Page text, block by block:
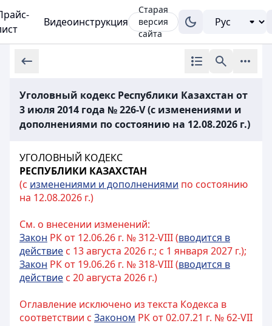
Видеоинструкция
Старая
версия
сайта
Уголовный кодекс Республики Казахстан от
3 июля 2014 года № 226-V (с изменениями и
дополнениями по состоянию на 12.08.2026 г.)
УГОЛОВНЫЙ КОДЕКС
РЕСПУБЛИКИ КАЗАХСТАН
(с изменениями и дополнениями по состоянию
на 12.08.2026 г.)
См. о внесении изменений:
Закон РК от 12.06.26 г. № 312-VIII (вводится в
действие с 13 августа 2026 г.; с 1 января 2027 г.);
Закон РК от 19.06.26 г. № 318-VIII (вводится в
действие с 20 августа 2026 г.)
Оглавление исключено из текста Кодекса в
соответствии с Законом РК от 02.07.21 г. № 62-VII